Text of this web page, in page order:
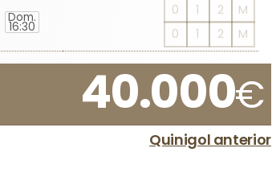
Dom.
16:30
0 1 2
M
0
1 2 M
40.000€
Quinigol anterior